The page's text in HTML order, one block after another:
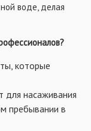
воде, делая
которые
для насаживания
пребывании в